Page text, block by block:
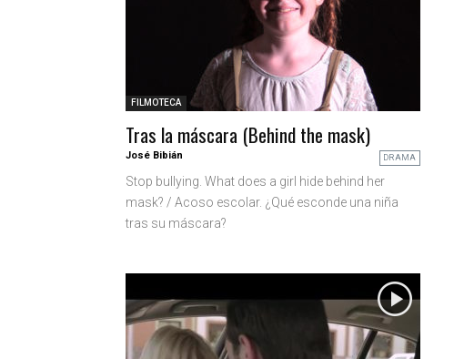
FILMOTECA
Tras la máscara (Behind the mask)
José Bibián DRAMA
Stop bullying. What does a girl hide behind her
mask? / Acoso escolar. ¿Qué esconde una niña
tras su máscara?